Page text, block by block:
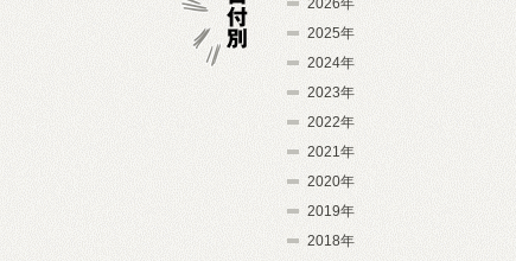
2026年
2025年
2024年
2023年
2022年
2021年
2020年
2019年
2018年